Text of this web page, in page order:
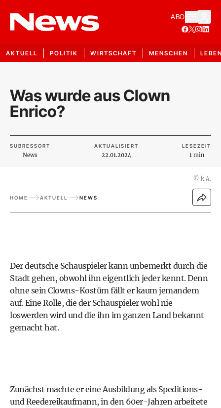
ABO
AKTUELL POLITIK WIRTSCHAFT MENSCHEN
Was wurde aus Clown
Enrico?
SUBRESSORT
News
AKTUALISIERT
22.01.2024
LESEZEIT
1 min
© k.A.
HOME AKTUELL NEWS
Der deutsche Schauspieler kann unbemerkt durch die
Stadt gehen, obwohl ihn eigentlich jeder kennt. Denn
ohne sein Clowns-Kostüm fällt er kaum jemandem
auf. Eine Rolle, die der Schauspieler wohl nie
loswerden wird und die ihn im ganzen Land bekannt
gemacht hat.
Zunächst machte er eine Ausbildung als Speditions-
und Reedereikaufmann, in den 60er-Jahren arbeitete